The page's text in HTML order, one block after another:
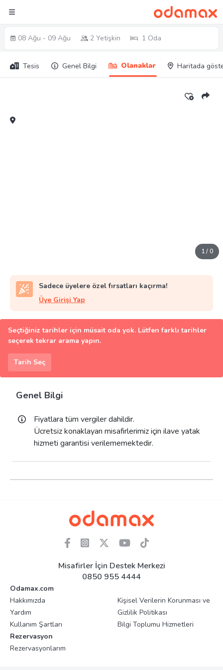
08 Ağu - 09 Ağu 2 Yetişkin 1 Oda
Tesis Genel Bilgi Olanaklar Haritada
1/0
Sadece üyelere özel fırsatları kaçırma!
Üye Girişi Yap
Seçtiğiniz tarihler için müsait oda yok. Lütfen farklı tarihler
seçerek tekrar arama yapın.
Tarih Seç
Genel Bilgi
Fiyatlara tüm vergiler dahildir.
Ücretsiz konaklayan misafirlerimiz için ilave yatak
hizmeti garantisi verilememektedir.
Misafirler İçin Destek Merkezi
0850 955 4444
Odamax.com
Hakkımızda
Yardım
Kullanım Şartları
Kişisel Verilerin Korunması ve
Gizlilik Politikası
Bilgi Toplumu Hizmetleri
Rezervasyon
Rezervasyonlarım